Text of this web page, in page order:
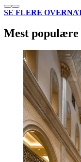
SE FLERE
Mest